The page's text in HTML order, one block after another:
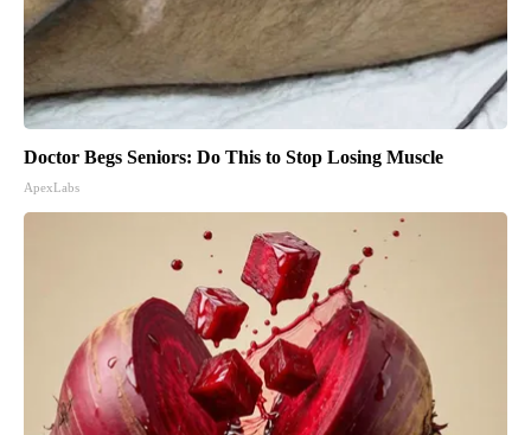
Doctor Begs Seniors: Do This to Stop Losing Muscle
ApexLabs